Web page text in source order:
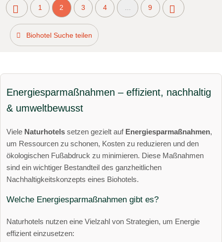
1 2 3 4 9
Biohotel Suche teilen
Energiesparmaßnahmen – effizient, nachhaltig
& umweltbewusst
Viele Naturhotels setzen gezielt auf Energiesparmaßnahmen,
um Ressourcen zu schonen, Kosten zu reduzieren und den
ökologischen Fußabdruck zu minimieren. Diese Maßnahmen
sind ein wichtiger Bestandteil des ganzheitlichen
Nachhaltigkeitskonzepts eines Biohotels.
Welche Energiesparmaßnahmen gibt es?
Naturhotels nutzen eine Vielzahl von Strategien, um Energie
effizient einzusetzen: